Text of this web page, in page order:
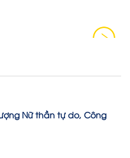
Nữ thần tự do, Công